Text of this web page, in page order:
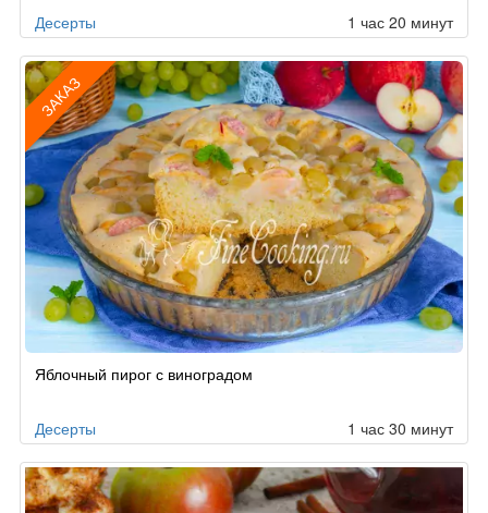
Десерты 1 час 20 минут
ЗАКАЗ
поЯблочный пирог с виноградом
Десерты 1 час 30 минут